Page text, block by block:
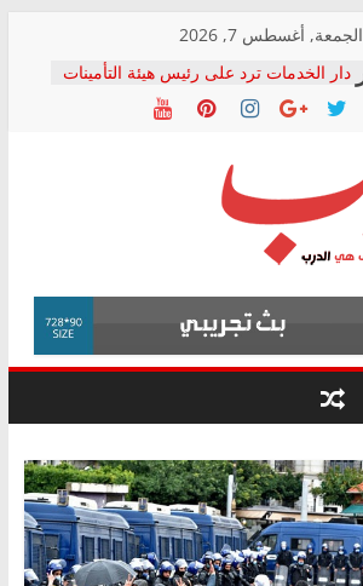
الجمعة, أغسطس 7, 2026
دار الخدمات ترد على رئيس هيئة التأمينات
بعد مؤتمره الصحفي: إنكار الأزمة لا ينهي
معاناة أصحاب المعاشات.. ونطالب بكشف
فرحات سليمان يكتب: القطاع الصحي إلى
أين؟
حزب التحالف الشعبي يطلق لجنة “الحق
في الصحة” بالإسكندرية لرصد الانتهاكات
ودعم المرضى
الوزاري لمدينة الصحفيين.. وانتهاء أعمال
إنشاء المبنى الإداري
المجلس القومي لحقوق الإنسان يعلن
متابعة قضية الدكتور محمد زهران.. ويؤكد:
قرينة البراءة وضمانات المحاكمة العادلة